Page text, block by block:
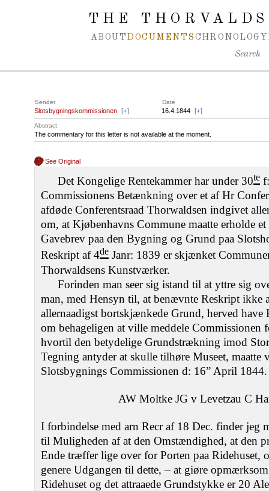
Spring navigation over
THE
ABOUT DOCUMENTS CHRONOLOGY
Search
Sender Date
Slotsbygningskommissionen [+] 16.4.1844 [+]
Abstract
The commentary for this letter is not available at the moment.
See Original
Det Kongelige Rentekammer har under 30te
Commissionens Betænkning over et af Hr
afdøde Conferentsraad Thorwaldsen indgivet
om, at Kjøbenhavns Commune maatte erholde
Gavebrev paa den Bygning og Grund paa
Reskript af 4de Janr: 1839 er skjænket
Thorwaldsens Kunstværker.
Forinden man seer sig istand til at yttre sig
man, med Hensyn til, at benævnte Reskript ikke
allernaadigst bortskjænkede Grund, herved have
om behageligen at ville meddele
hvortil den betydelige Grundstrækning imod
Tegning antyder at skulle tilhøre Museet, maatte
Slotsbygnings Commissionen d: 16” April 1844.
AW Moltke JG v Levetzau C
I forbindelse med arn Recr af 18 Dec. finder jeg
til Muligheden af at den Omstændighed, at den
Ende træffer lige over for Porten paa Ridehuset,
genere Udgangen til dette, – at giøre
Ridehuset og det attraaede Grundstykke er 20